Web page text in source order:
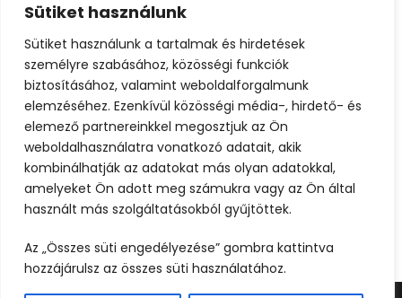
Sütiket használunk
Sütiket használunk a tartalmak és hirdetések
személyre szabásához, közösségi funkciók
biztosításához, valamint weboldalforgalmunk
elemzéséhez. Ezenkívül közösségi média-, hirdető- és
elemező partnereinkkel megosztjuk az Ön
weboldalhasználatra vonatkozó adatait, akik
kombinálhatják az adatokat más olyan adatokkal,
amelyeket Ön adott meg számukra vagy az Ön által
használt más szolgáltatásokból gyűjtöttek.
Az „Összes süti engedélyezése” gombra kattintva
hozzájárulsz az összes süti használatához.